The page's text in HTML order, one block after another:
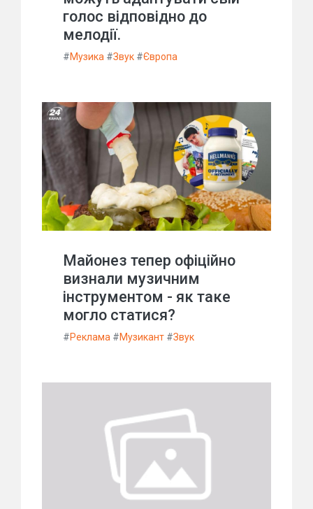
голос відповідно до
мелодії.
#Музика #Звук #Європа
Майонез тепер офіційно
визнали музичним
інструментом - як таке
могло статися?
#Реклама #Музикант #Звук